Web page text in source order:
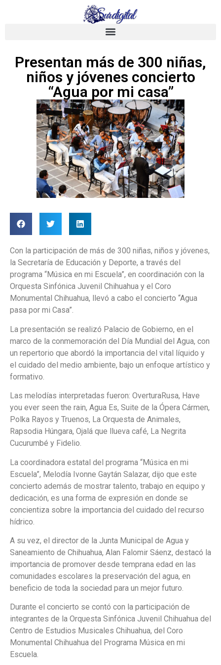
Presentan más de 300 niñas,
niños y jóvenes concierto
“Agua por mi casa”
Con la participación de más de 300 niñas, niños y jóvenes,
la Secretaría de Educación y Deporte, a través del
programa “Música en mi Escuela”, en coordinación con la
Orquesta Sinfónica Juvenil Chihuahua y el Coro
Monumental Chihuahua, llevó a cabo el concierto “Agua
pasa por mi Casa”.
La presentación se realizó Palacio de Gobierno, en el
marco de la conmemoración del Día Mundial del Agua, con
un repertorio que abordó la importancia del vital líquido y
el cuidado del medio ambiente, bajo un enfoque artístico y
formativo.
Las melodías interpretadas fueron: OverturaRusa, Have
you ever seen the rain, Agua Es, Suite de la Ópera Cármen,
Polka Rayos y Truenos, La Orquesta de Animales,
Rapsodia Húngara, Ojalá que llueva café, La Negrita
Cucurumbé y Fidelio.
La coordinadora estatal del programa “Música en mi
Escuela”, Melodía Ivonne Gaytán Salazar, dijo que este
concierto además de mostrar talento, trabajo en equipo y
dedicación, es una forma de expresión en donde se
concientiza sobre la importancia del cuidado del recurso
hídrico.
A su vez, el director de la Junta Municipal de Agua y
Saneamiento de Chihuahua, Alan Falomir Sáenz, destacó la
importancia de promover desde temprana edad en las
comunidades escolares la preservación del agua, en
beneficio de toda la sociedad para un mejor futuro.
Durante el concierto se contó con la participación de
integrantes de la Orquesta Sinfónica Juvenil Chihuahua del
Centro de Estudios Musicales Chihuahua, del Coro
Monumental Chihuahua del Programa Música en mi
Escuela.